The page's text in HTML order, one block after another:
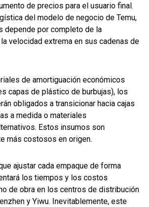
de precios para el usuario final.
del modelo de negocio de Temu,
depende por completo de la
velocidad extrema en sus cadenas de
de amortiguación económicos
capas de plástico de burbujas), los
obligados a transicionar hacia cajas
a medida o materiales
Estos insumos son
más costosos en origen.
ajustar cada empaque de forma
los tiempos y los costos
de obra en los centros de distribución
y Yiwu. Inevitablemente, este